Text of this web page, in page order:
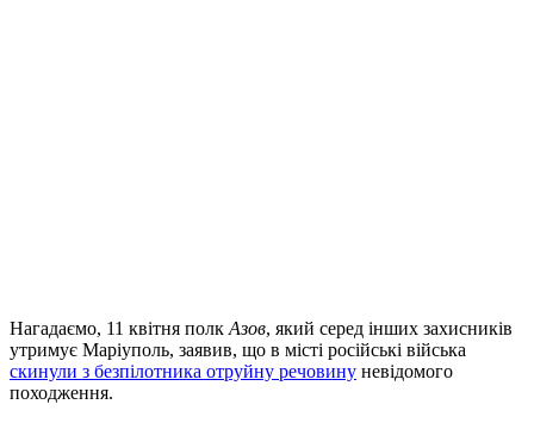
Нагадаємо, 11 квітня полк Азов, який серед інших захисників
утримує Маріуполь, заявив, що в місті російські війська
скинули з безпілотника отруйну речовину невідомого
походження.